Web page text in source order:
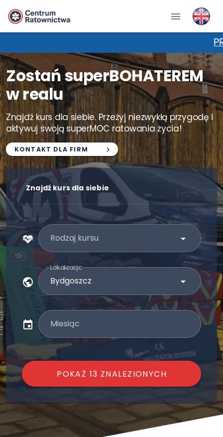
PROMOCJA
Zostań superBOHATEREM
w realu
Znajdź kurs dla siebie. Przeżyj niezwykłą przygodę i
aktywuj swoją superMOC ratowania życia!
KONTAKT DLA FIRM
Znajdź kurs dla siebie
Rodzaj kursu
Lokalizacja
Miesiąc
POKAŻ 13 ZNALEZIONYCH